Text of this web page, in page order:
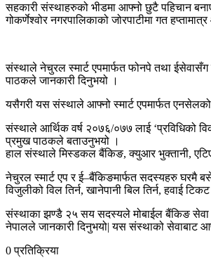
सहकारी संस्थाहरुको भीडमा आफ्नो छुटै पहिचान
गोकर्णेश्वोर नगरपालिकाको जोरपाटीमा गत
संस्थाले नेचुरल स्मार्ट एपमार्फत फोनपे तथा
पाठकले जानकारी दिनुभयो ।
यसैगरी यस संस्थाले आफ्नो स्मार्ट एपमार्फत
संस्थाले आर्थिक वर्ष २०७६/०७७ लाई ‘प्रविधिको
प्रमुख पाठकले बताउनुभयो ।
हाल संस्थाले मिस्डकल बैंकिङ, क्युआर भुक्तानी,
नेचुरल स्मार्ट एप र ई–बैंकिङमार्फत सदस्यहरु घरमै
विजुलीको विल तिर्न, खानेपानी बिल तिर्न, हवाई
संस्थाका झण्डै २५ सय सदस्यले मोबाईल बैंकिङ सेवा
नेपालले जानकारी दिनुभयो| यस संस्थाको सेवाबाट
0 प्रतिक्रिया